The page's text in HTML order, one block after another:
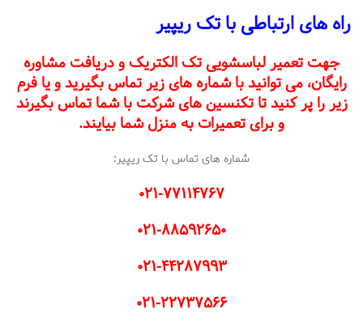
راه های ارتباطی با تک ریپیر
جهت تعمیر لباسشویی تک الکتریک و دریافت مشاوره
رایگان، می توانید با شماره های زیر تماس بگیرید و یا فرم
زیر را پر کنید تا تکنسین های شرکت با شما تماس بگیرند
و برای تعمیرات به منزل شما بیایند.
شماره های تماس با تک ریپیر:
۰۲۱-۷۷۱۱۴۷۶۷
۰۲۱-۸۸۵۹۲۶۵۰
۰۲۱-۴۴۲۸۷۹۹۳
۰۲۱-۲۲۷۳۷۵۶۶